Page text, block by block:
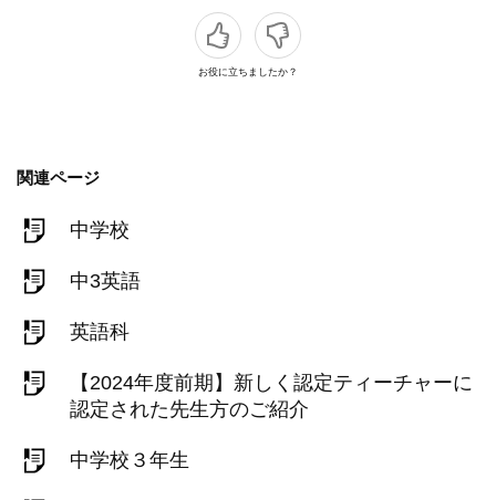
お役に立ちましたか？
関連ページ
中学校
中3英語
英語科
【2024年度前期】新しく認定ティーチャーに
認定された先生方のご紹介
中学校３年生